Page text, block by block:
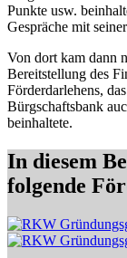
Punkte usw.
Gespräche mit
Von dort kam dann
Bereitstellung des
Förderdarlehens,
Bürgschaftsbank
beinhaltete.
In diesem
folgende